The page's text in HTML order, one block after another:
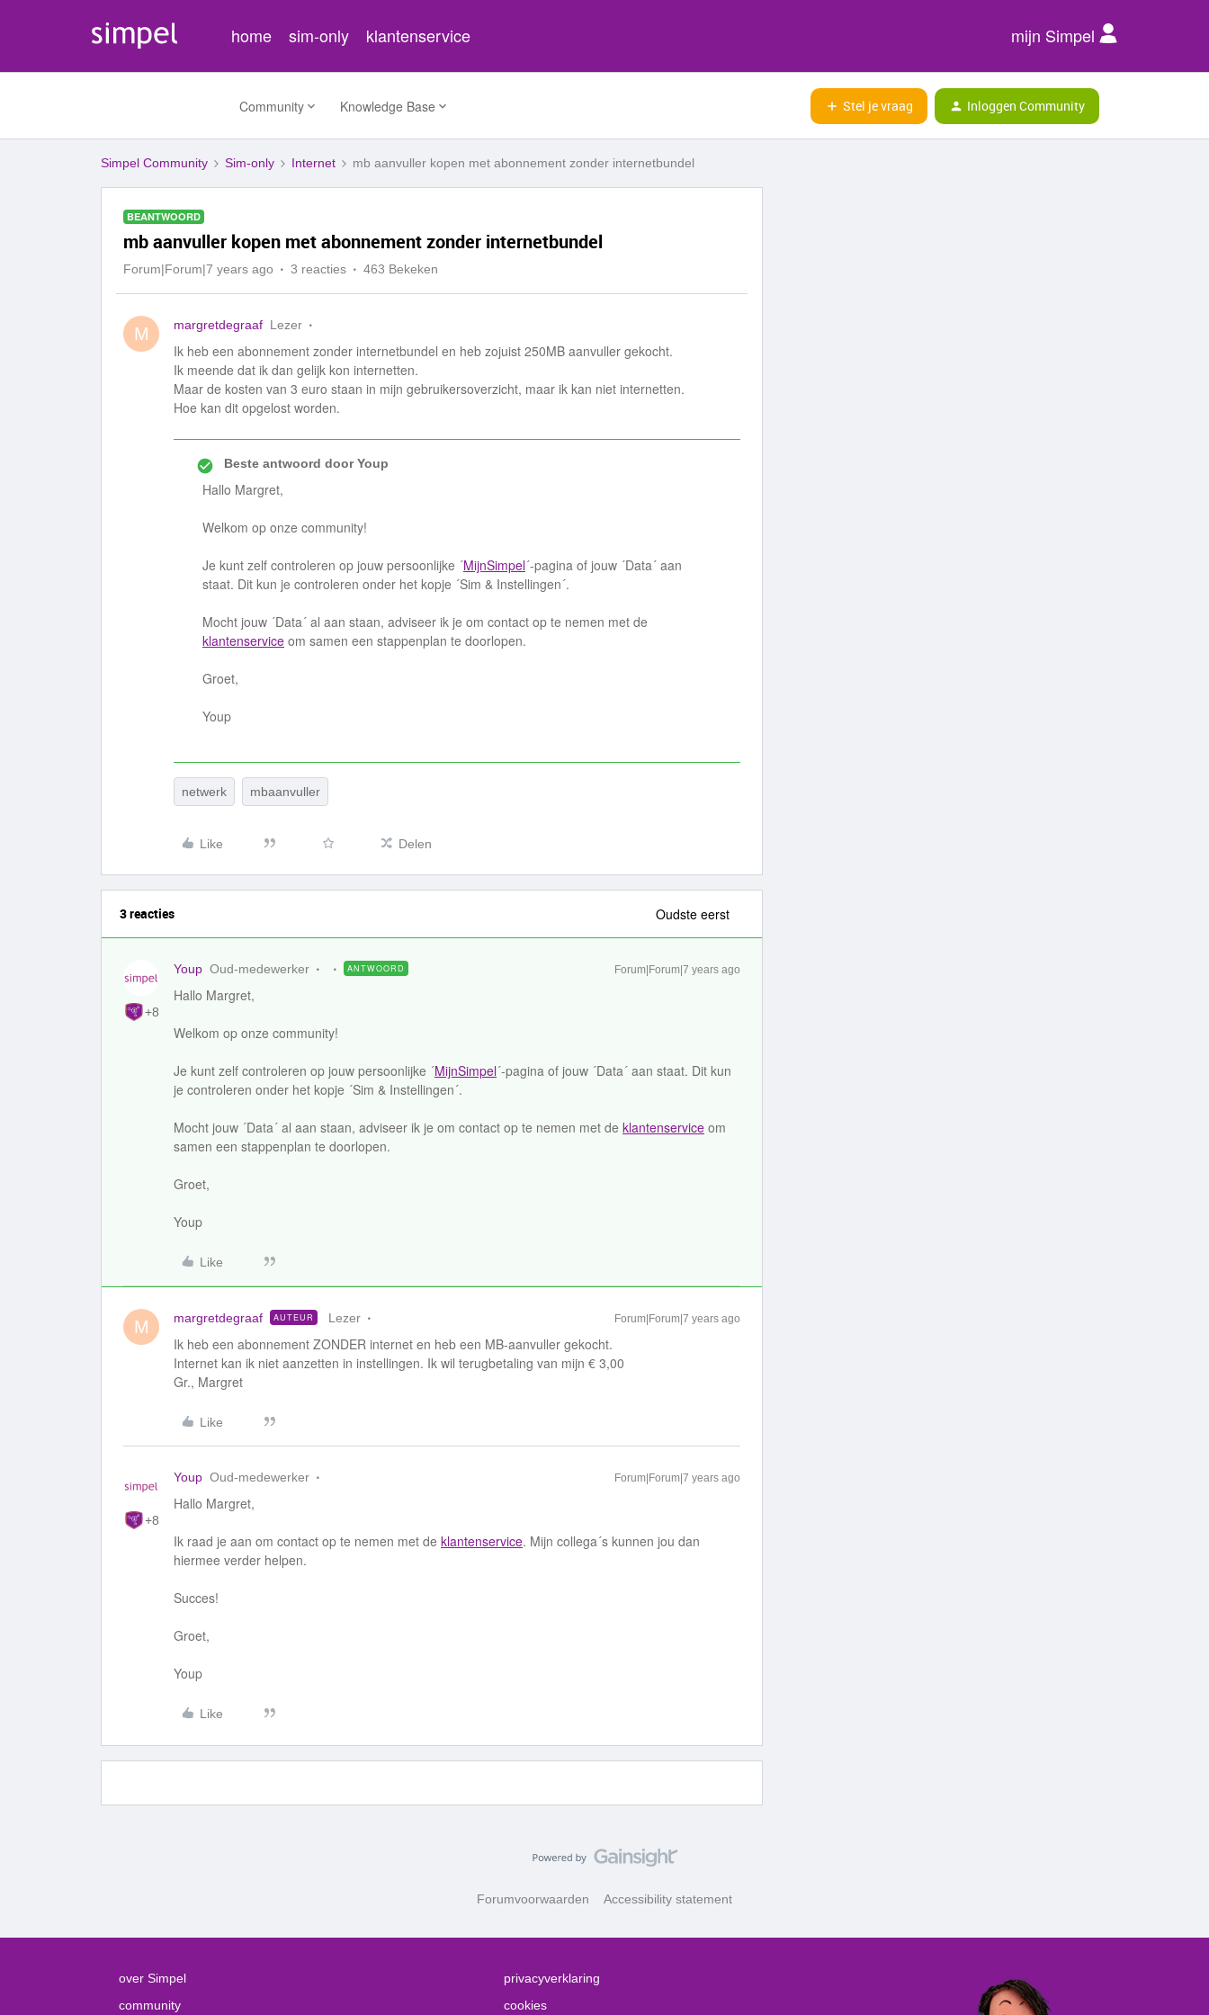
home sim-only klantenservice mijn Simpel
Community Knowledge Base Stel je vraag Inloggen Community
Simpel Community Sim-only Internet mb aanvuller kopen met abonnement zonder internetbundel
BEANTWOORD
mb aanvuller kopen met abonnement zonder internetbundel
Forum|Forum|7 years ago 3 reacties 463 Bekeken
M margretdegraaf Lezer
Ik heb een abonnement zonder internetbundel en heb zojuist 250MB aanvuller gekocht.
Ik meende dat ik dan gelijk kon internetten.
Maar de kosten van 3 euro staan in mijn gebruikersoverzicht, maar ik kan niet internetten.
Hoe kan dit opgelost worden.
Beste antwoord doorYoup
Hallo Margret,
Welkom op onze community!
Je kunt zelf controleren op jouw persoonlijke ´MijnSimpel´-pagina of jouw ´Data´ aan
staat. Dit kun je controleren onder het kopje ´Sim & Instellingen´.
Mocht jouw ´Data´ al aan staan, adviseer ik je om contact op te nemen met de
klantenservice om samen een stappenplan te doorlopen.
Groet,
Youp
netwerk mbaanvuller
Like Delen
3 reacties Oudste eerst
+8
Youp Oud-medewerker ANTWOORD Forum|Forum|7 years ago
Hallo Margret,
Welkom op onze community!
Je kunt zelf controleren op jouw persoonlijke ´MijnSimpel´-pagina of jouw ´Data´ aan staat. Dit kun
je controleren onder het kopje ´Sim & Instellingen´.
Mocht jouw ´Data´ al aan staan, adviseer ik je om contact op te nemen met de klantenservice om
samen een stappenplan te doorlopen.
Groet,
Youp
Like
M margretdegraaf AUTEUR Lezer Forum|Forum|7 years ago
Ik heb een abonnement ZONDER internet en heb een MB-aanvuller gekocht.
Internet kan ik niet aanzetten in instellingen. Ik wil terugbetaling van mijn € 3,00
Gr., Margret
Like
+8
Youp Oud-medewerker Forum|Forum|7 years ago
Hallo Margret,
Ik raad je aan om contact op te nemen met de klantenservice. Mijn collega´s kunnen jou dan
hiermee verder helpen.
Succes!
Groet,
Youp
Like
Forumvoorwaarden Accessibility statement
over Simpel
community
privacyverklaring
cookies